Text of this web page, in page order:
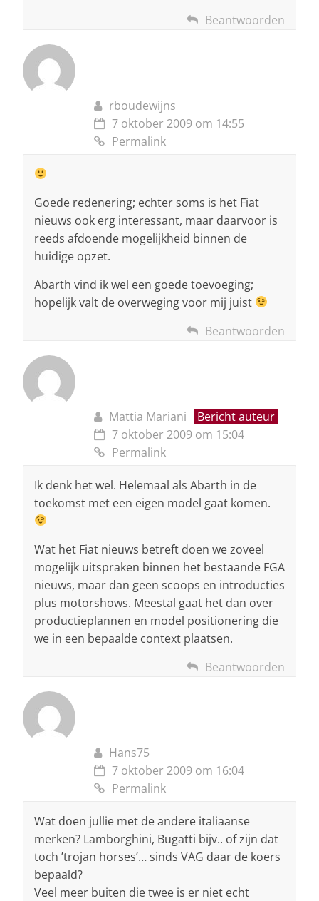
Beantwoorden
rboudewijns
7 oktober 2009 om 14:55
Permalink
Goede redenering; echter soms is het Fiat
nieuws ook erg interessant, maar daarvoor is
reeds afdoende mogelijkheid binnen de
huidige opzet.
Abarth vind ik wel een goede toevoeging;
hopelijk valt de overweging voor mij juist
Beantwoorden
Mattia Mariani
Bericht auteur
7 oktober 2009 om 15:04
Permalink
Ik denk het wel. Helemaal als Abarth in de
toekomst met een eigen model gaat komen.
Wat het Fiat nieuws betreft doen we zoveel
mogelijk uitspraken binnen het bestaande FGA
nieuws, maar dan geen scoops en introducties
plus motorshows. Meestal gaat het dan over
productieplannen en model positionering die
we in een bepaalde context plaatsen.
Beantwoorden
Hans75
7 oktober 2009 om 16:04
Permalink
Wat doen jullie met de andere italiaanse
merken? Lamborghini, Bugatti bijv.. of zijn dat
toch ’trojan horses’… sinds VAG daar de koers
bepaald?
Veel meer buiten die twee is er niet echt